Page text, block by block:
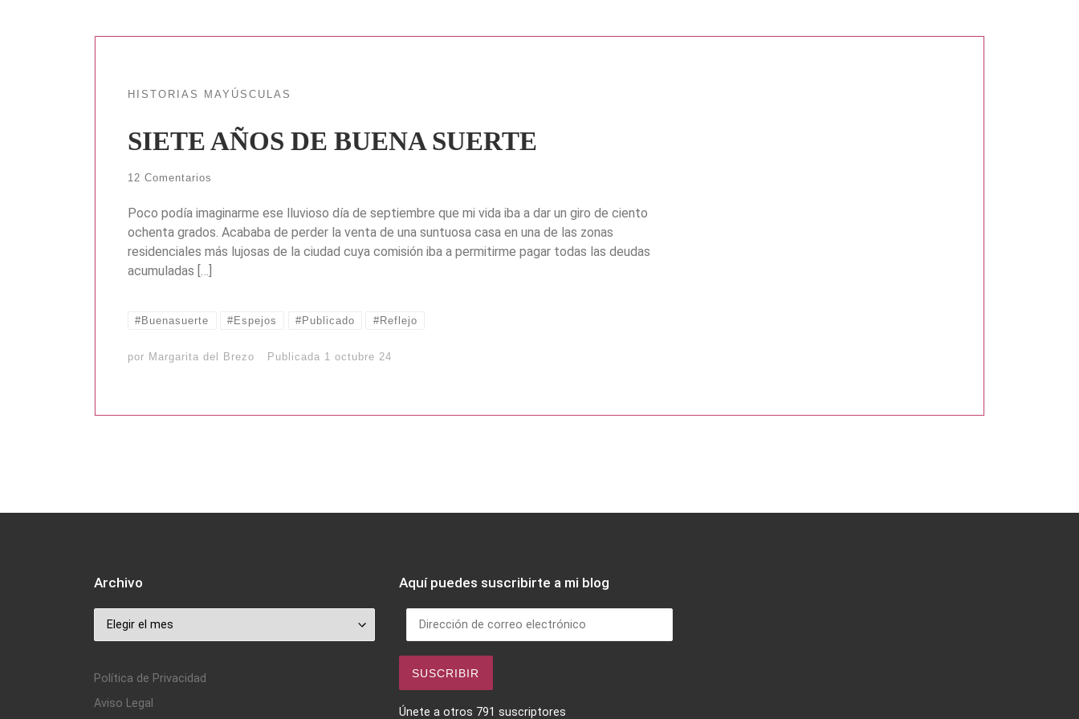
HISTORIAS MAYÚSCULAS
SIETE AÑOS DE BUENA SUERTE
12 Comentarios
Poco podía imaginarme ese lluvioso día de septiembre que mi vida iba a dar un giro de ciento
ochenta grados. Acababa de perder la venta de una suntuosa casa en una de las zonas
residenciales más lujosas de la ciudad cuya comisión iba a permitirme pagar todas las deudas
acumuladas […]
#Buenasuerte #Espejos #Publicado #Reflejo
por Margarita del Brezo Publicada 1 octubre 24
Archivo
Archivo
Política de Privacidad
Aviso Legal
Aquí puedes suscribirte a mi blog
Dirección de correo electrónico
SUSCRIBIR
Únete a otros 791 suscriptores